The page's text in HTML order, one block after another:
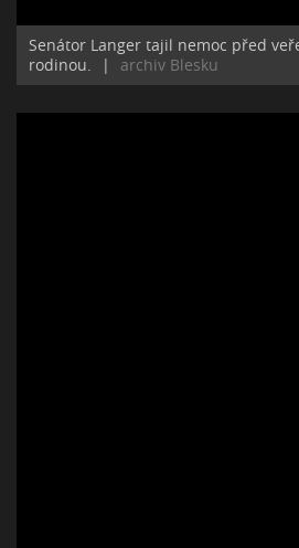
Senátor Langer tajil nemoc před
rodinou.
| archiv Blesku